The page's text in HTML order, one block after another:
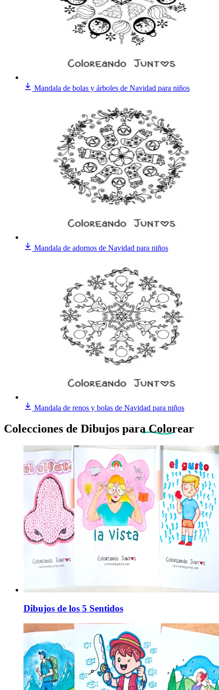
Mandala de bolas y árboles de Navidad para niños
Mandala de adornos de Navidad para niños
Mandala de renos y bolas de Navidad para niños
Colecciones de Dibujos para Colorear
Dibujos de los 5 Sentidos